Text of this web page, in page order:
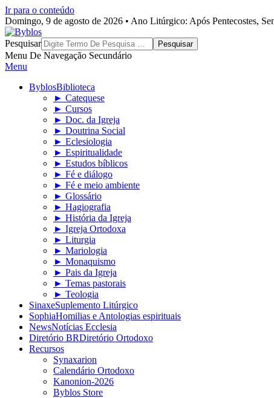
Ir para o conteúdo
Domingo, 9 de agosto de 2026 • Ano Litúrgico: Após Pentecostes,
Byblos
Pesquisar
Menu De Navegação Secundário
Menu
ByblosBiblioteca
► Catequese
► Cursos
► Doc. da Igreja
► Doutrina Social
► Eclesiologia
► Espiritualidade
► Estudos bíblicos
► Fé e diálogo
► Fé e meio ambiente
► Glossário
► Hagiografia
► História da Igreja
► Igreja Ortodoxa
► Liturgia
► Mariologia
► Monaquismo
► Pais da Igreja
► Temas pastorais
► Teologia
SinaxeSuplemento Litúrgico
SophiaHomilias e Antologias espirituais
NewsNotícias Ecclesia
Diretório BRDiretório Ortodoxo
Recursos
Synaxarion
Calendário Ortodoxo
Kanonion-2026
Byblos Store